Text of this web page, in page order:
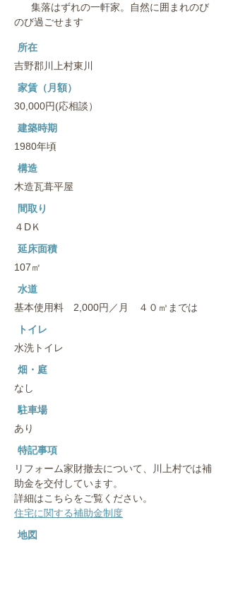
集落はずれの一軒家。自然に囲まれのび
のび過ごせます
所在
吉野郡川上村東川
家賃（月額）
30,000円(応相談）
建築時期
1980年頃
構造
木造瓦葺平屋
間取り
４DＫ
延床面積
107㎡
水道
基本使用料 2,000円／月 ４０㎥までは
トイレ
水洗トイレ
畑・庭
なし
駐車場
あり
特記事項
リフォーム家財撤去について、川上村では補
助金を交付しています。
詳細はこちらをご覧ください。
住宅に関する補助金制度
地図